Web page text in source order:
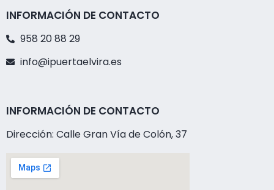
INFORMACIÓN DE CONTACTO
958 20 88 29
info@ipuertaelvira.es
INFORMACIÓN DE CONTACTO
Dirección: Calle Gran Vía de Colón, 37